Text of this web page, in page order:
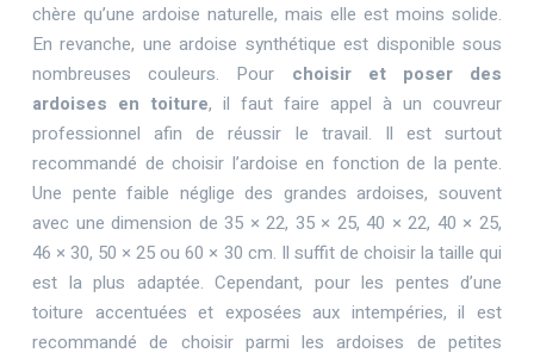
chère qu’une ardoise naturelle, mais elle est moins solide.
En revanche, une ardoise synthétique est disponible sous
nombreuses couleurs. Pour choisir et poser des
ardoises en toiture, il faut faire appel à un couvreur
professionnel afin de réussir le travail. Il est surtout
recommandé de choisir l’ardoise en fonction de la pente.
Une pente faible néglige des grandes ardoises, souvent
avec une dimension de 35 × 22, 35 × 25, 40 × 22, 40 × 25,
46 × 30, 50 × 25 ou 60 × 30 cm. Il suffit de choisir la taille qui
est la plus adaptée. Cependant, pour les pentes d’une
toiture accentuées et exposées aux intempéries, il est
recommandé de choisir parmi les ardoises de petites